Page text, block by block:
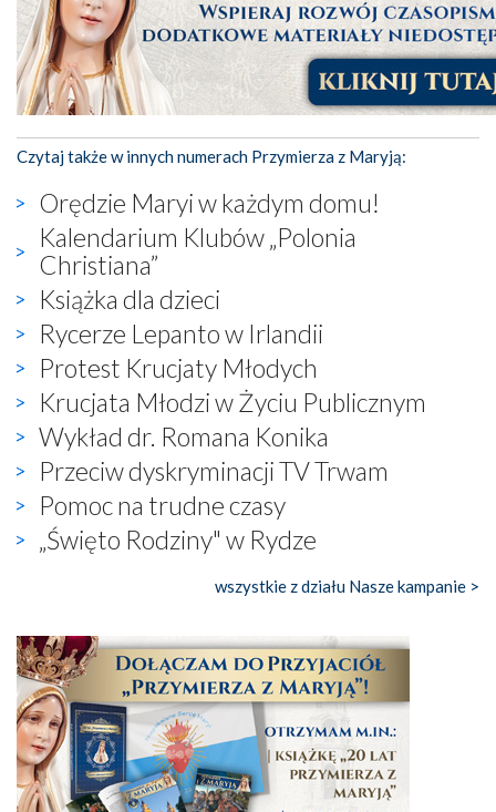
Czytaj także w innych numerach Przymierza z Maryją:
Orędzie Maryi w każdym domu!
Kalendarium Klubów „Polonia
Christiana”
Książka dla dzieci
Rycerze Lepanto w Irlandii
Protest Krucjaty Młodych
Krucjata Młodzi w Życiu Publicznym
Wykład dr. Romana Konika
Przeciw dyskryminacji TV Trwam
Pomoc na trudne czasy
„Święto Rodziny" w Rydze
wszystkie z działu Nasze kampanie >